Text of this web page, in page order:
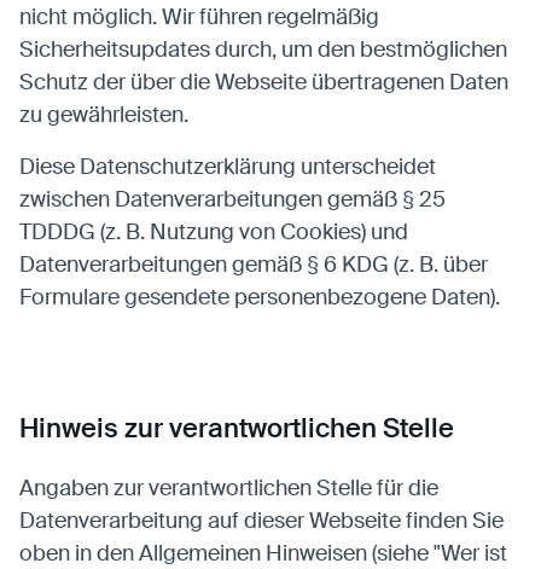
nicht möglich. Wir führen regelmäßig
Sicherheitsupdates durch, um den bestmöglichen
Schutz der über die Webseite übertragenen Daten
zu gewährleisten.
Diese Datenschutzerklärung unterscheidet
zwischen Datenverarbeitungen gemäß § 25
TDDDG (z. B. Nutzung von Cookies) und
Datenverarbeitungen gemäß § 6 KDG (z. B. über
Formulare gesendete personenbezogene Daten).
Hinweis zur verantwortlichen Stelle
Angaben zur verantwortlichen Stelle für die
Datenverarbeitung auf dieser Webseite finden Sie
oben in den Allgemeinen Hinweisen (siehe "Wer ist